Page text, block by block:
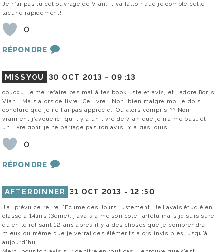
Je n’ai pas lu cet ouvrage de Vian, il va falloir que je comble cette
lacune rapidement!
0
RÉPONDRE
MISSYOU 30 OCT 2013 - 09 :13
coucou, je me refaire pas mal à tes book liste et avis, et j’adore Boris
Vian.. Mais alors ce livre… Ce livre.. Non, bien malgré moi je dois
conclure que je ne l’ai pas apprécié… Ou alors compris ?? Non
vraiment j’avoue ici qu’il y a un livre de Vian que je n’aime pas… et
un livre dont je ne partage pas ton avis… Y a des jours …
0
RÉPONDRE
AFTERDINNER 31 OCT 2013 - 12 :50
J’ai prévu de relire l’Ecume des Jours justement. Je l’avais étudié en
classe à 14ans (3ème), j’avais aimé son côté farfelu mais je suis sûre
qu’en le relisant 12 ans après il y a des choses que je comprendrai
mieux ou même que je verrai des éléments alors invisibles jusqu’à
aujourd’hui!